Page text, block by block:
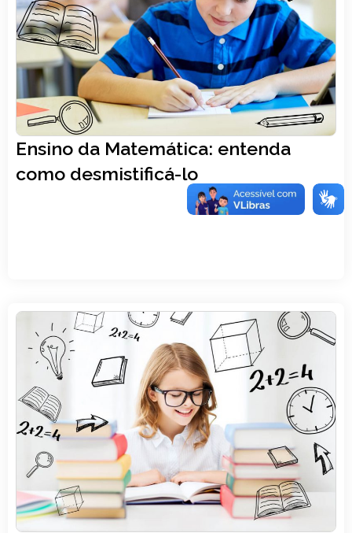
Ensino da Matemática: entenda
como desmistificá-lo
Gestão escolar Matemática , Sala de aula
14, fevereiro